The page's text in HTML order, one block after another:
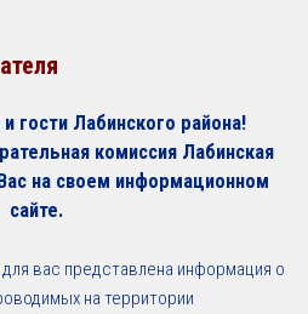
гости Лабинского района!
комиссия Лабинская
на своем информационном
сайте.
для вас представлена информация о
на территории